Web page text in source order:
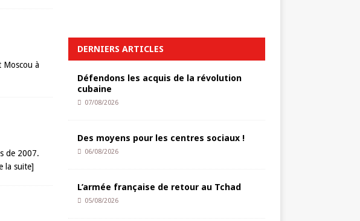
Moscou à
de 2007.
la suite]
DERNIERS ARTICLES
Défendons les acquis de la révolution
cubaine
07/08/2026
Des moyens pour les centres sociaux !
06/08/2026
L’armée française de retour au Tchad
05/08/2026